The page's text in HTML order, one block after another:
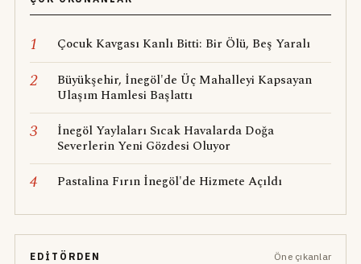
1 Çocuk Kavgası Kanlı Bitti: Bir Ölü, Beş Yaralı
2
Büyükşehir, İnegöl'de Üç Mahalleyi Kapsayan
Ulaşım Hamlesi Başlattı
3
İnegöl Yaylaları Sıcak Havalarda Doğa
Severlerin Yeni Gözdesi Oluyor
4 Pastalina Fırın İnegöl'de Hizmete Açıldı
EDITÖRDEN Öne çıkanlar